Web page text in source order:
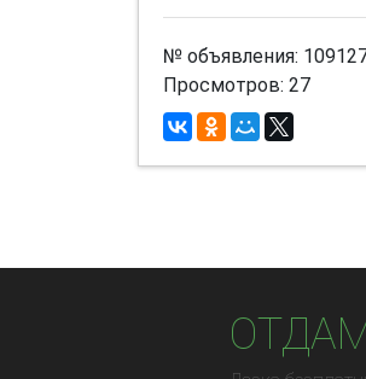
№ объявления:
Просмотров: 27